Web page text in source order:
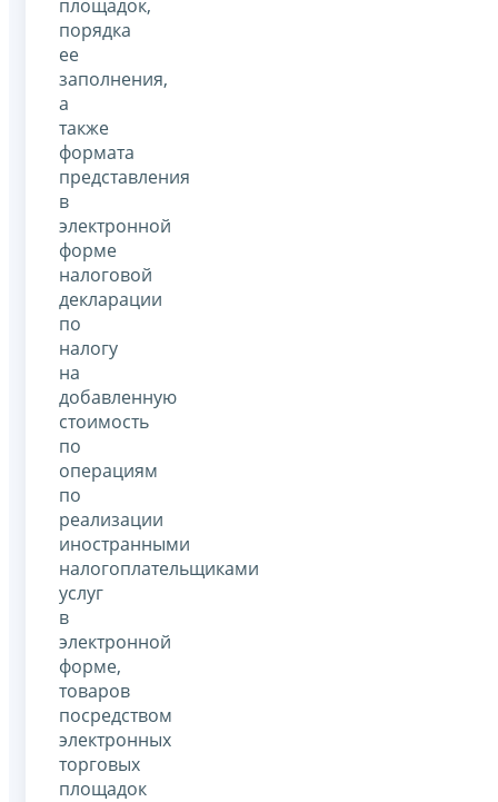
площадок,
порядка
ее
заполнения,
а
также
формата
представления
в
электронной
форме
налоговой
декларации
по
налогу
на
добавленную
стоимость
по
операциям
по
реализации
иностранными
налогоплательщиками
услуг
в
электронной
форме,
товаров
посредством
электронных
торговых
площадок